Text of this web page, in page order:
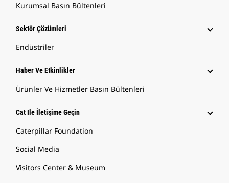
Kurumsal Basın Bültenleri
Sektör Çözümleri
Endüstriler
Haber Ve Etkinlikler
Ürünler Ve Hizmetler Basın Bültenleri
Cat Ile İletişime Geçin
Caterpillar Foundation
Social Media
Visitors Center & Museum